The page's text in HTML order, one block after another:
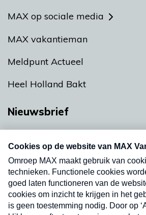
MAX op sociale media
MAX vakantieman
Meldpunt Actueel
Heel Holland Bakt
Nieuwsbrief
nieuwsbrief. Elke vrijdag- en
uw mailbox.